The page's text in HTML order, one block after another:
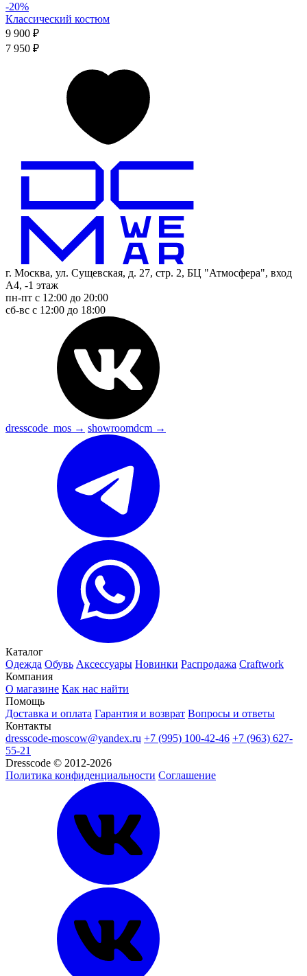
-20%
Классический костюм
9 900 ₽
7 950 ₽
г. Москва, ул. Сущевская, д. 27, стр. 2, БЦ "Атмосфера", вход
А4, -1 этаж
пн-пт с 12:00 до 20:00
сб-вс с 12:00 до 18:00
dresscode_mos → showroomdcm →
Каталог
Одежда Обувь Аксессуары Новинки Распродажа Craftwork
Компания
О магазине Как нас найти
Помощь
Доставка и оплата Гарантия и возврат Вопросы и ответы
Контакты
dresscode-moscow@yandex.ru +7 (995) 100-42-46 +7 (963) 627-
55-21
Dresscode © 2012-2026
Политика конфиденциальности Соглашение